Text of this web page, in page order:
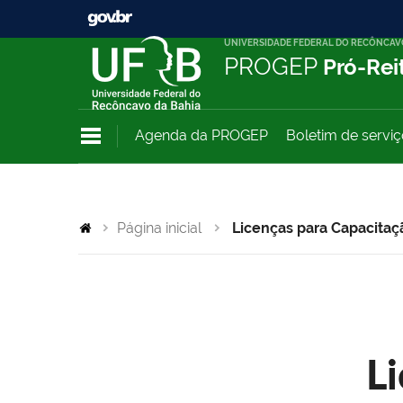
UNIVERSIDADE FEDERAL DO
PROGEP Pró-
Agenda da PROGEP Boletim de
Página inicial Licenças para